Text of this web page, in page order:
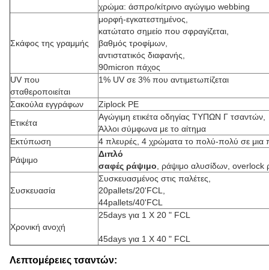
χρώμα: άσπρο/κίτρινο αγώγιμο webbing
Σκάφος της γραμμής
μορφή-εγκατεστημένος,
κατώτατο σημείο που σφραγίζεται,
βαθμός τροφίμων,
αντιστατικός διαφανής,
90micron πάχος
UV που
σταθεροποιείται
1% UV σε 3% που αντιμετωπίζεται
Σακούλα εγγράφων
Ziplock PE
Ετικέτα
Αγώγιμη ετικέτα οδηγίας ΤΥΠΩΝ Γ τσαντών,
Άλλοι σύμφωνα με το αίτημα
Εκτύπωση
4 πλευρές, 4 χρώματα το πολύ-πολύ σε μια
Ράψιμο
Διπλό
σαφές ράψιμο , ράψιμο αλυσίδων, overlock
Συσκευασία
Συσκευασμένος στις παλέτες,
20pallets/20'FCL,
44pallets/40'FCL
Χρονική ανοχή
25days για 1 X 20 " FCL
45days για 1 X 40 " FCL
Λεπτομέρειες τσαντών: